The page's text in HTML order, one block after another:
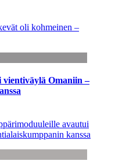
oli kohmeinen –
Omaniin –
avautui
kanssa